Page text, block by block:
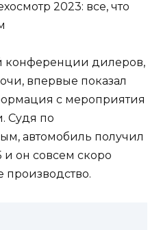
2023: все, что
конференции дилеров,
впервые показал
с мероприятия
Судя по
автомобиль получил
и он совсем скоро
производство.